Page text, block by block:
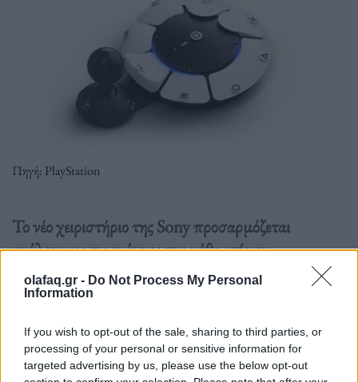
olafaq.gr - Do Not Process My Personal
Information
If you wish to opt-out of the sale, sharing to third parties, or
processing of your personal or sensitive information for
targeted advertising by us, please use the below opt-out
Πηγή: PlayStation
Το νέο χειριστήριο της Sony προσαρμόζεται
ανάλογα με τις ανάγκες του κάθε ατόμου.